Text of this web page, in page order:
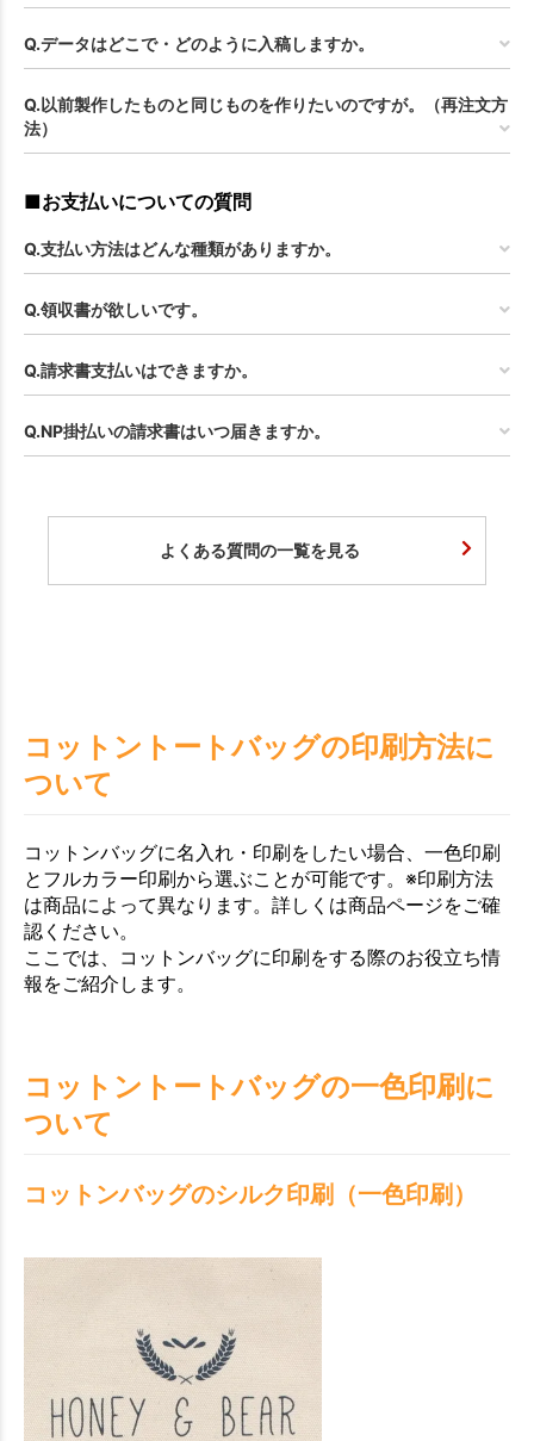
Q.データはどこで・どのように入稿しますか。
Q.以前製作したものと同じものを作りたいのですが。（再注文方
法）
■お支払いについての質問
Q.支払い方法はどんな種類がありますか。
Q.領収書が欲しいです。
Q.請求書支払いはできますか。
Q.NP掛払いの請求書はいつ届きますか。
よくある質問の一覧を見る
コットントートバッグの印刷方法に
ついて
コットンバッグに名入れ・印刷をしたい場合、一色印刷
とフルカラー印刷から選ぶことが可能です。※印刷方法
は商品によって異なります。詳しくは商品ページをご確
認ください。
ここでは、コットンバッグに印刷をする際のお役立ち情
報をご紹介します。
コットントートバッグの一色印刷に
ついて
コットンバッグのシルク印刷（一色印刷）